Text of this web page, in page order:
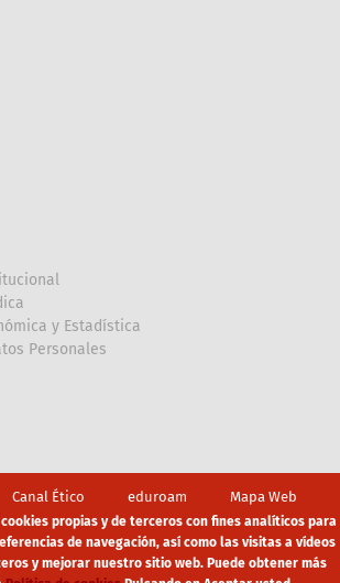
y Estadística
Personales
Canal Ético eduroam Mapa Web
Política de cookies Aviso legal
propias y de terceros con fines analíticos para
de navegación, así como las visitas a vídeos
y mejorar nuestro sitio web. Puede obtener más